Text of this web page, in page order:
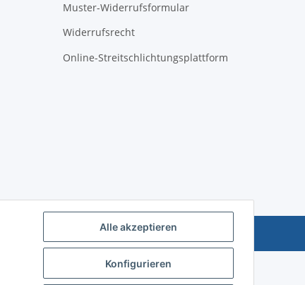
Alle akzeptieren
Konfigurieren
Muster-Widerrufsformular
Widerrufsrecht
Online-Streitschlichtungsplattform
Powered by